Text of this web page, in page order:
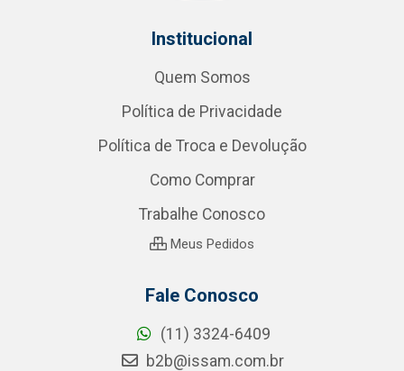
Institucional
Quem Somos
Política de Privacidade
Política de Troca e Devolução
Como Comprar
Trabalhe Conosco
Meus Pedidos
Fale Conosco
(11) 3324-6409
b2b@issam.com.br